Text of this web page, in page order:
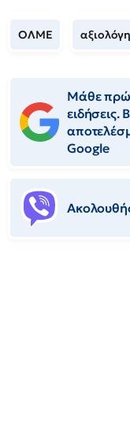
ΟΛΜΕ
Μάθε
ειδήσεις.
Google